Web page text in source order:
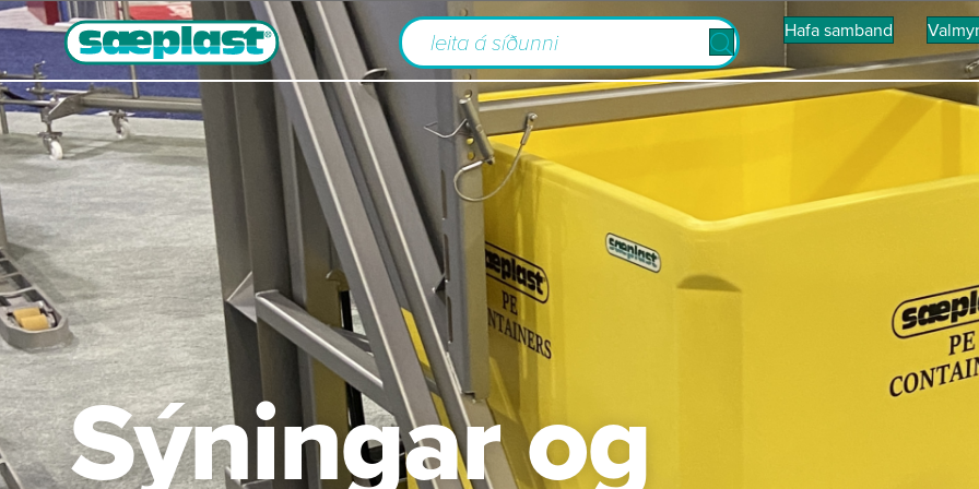
Hafa samband
Sýningar og